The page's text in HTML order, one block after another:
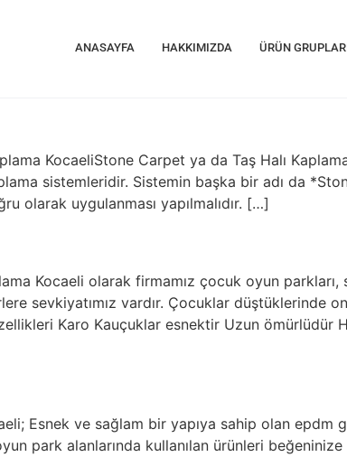
ANASAYFA HAKKIMIZDA ÜRÜN
KocaeliStone Carpet ya da Taş Halı
sistemleridir. Sistemin başka bir adı da
olarak uygulanması yapılmalıdır. […]
Kocaeli olarak firmamız çocuk oyun
sevkiyatımız vardır. Çocuklar düştüklerinde
Karo Kauçuklar esnektir Uzun ömürlüdür
Esnek ve sağlam bir yapıya sahip olan
park alanlarında kullanılan ürünleri beğeninize